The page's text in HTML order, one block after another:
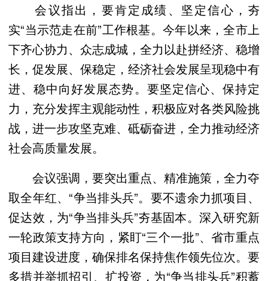
会议指出，要肯定成绩、坚定信心，夯
实“当示范走在前”工作根基。今年以来，全市上
下齐心协力、众志成城，全力以赴拼经济、稳增
长，促发展、保稳定，经济社会发展呈现稳中有
进、稳中向好发展态势。要坚定信心、保持定
力，充分发挥主观能动性，积极应对各类风险挑
战，进一步攻坚克难、砥砺奋进，全力推动经济
社会高质量发展。
会议强调，要突出重点、精准施策，全力夺
取全年红、“争当排头兵”。要不遗余力抓项目、
促达效，为“争当排头兵”夯基固本。深入研究新
一轮政策支持方向，紧盯“三个一批”、省市重点
项目建设进度，确保排名保持焦作领先位次。要
多措并举抓招引、扩投资，为“争当排头兵”积蓄